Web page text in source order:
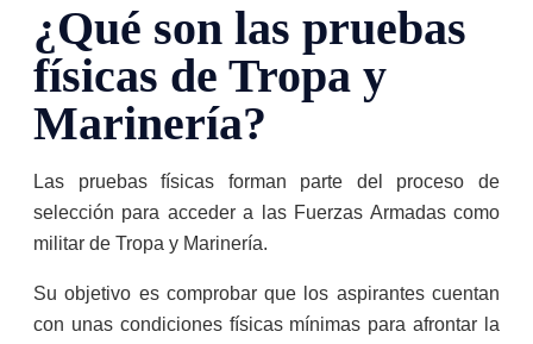
¿Qué son las pruebas
físicas de Tropa y
Marinería?
Las pruebas físicas forman parte del proceso de
selección para acceder a las Fuerzas Armadas como
militar de Tropa y Marinería.
Su objetivo es comprobar que los aspirantes cuentan
con unas condiciones físicas mínimas para afrontar la